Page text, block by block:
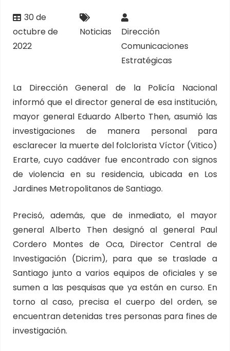
30 de
octubre de
2022
Noticias
Dirección
Comunicaciones
Estratégicas
La Dirección General de la Policía Nacional
informó que el director general de esa institución,
mayor general Eduardo Alberto Then, asumió las
investigaciones de manera personal para
esclarecer la muerte del folclorista Víctor (Vitico)
Erarte, cuyo cadáver fue encontrado con signos
de violencia en su residencia, ubicada en Los
Jardines Metropolitanos de Santiago.
Precisó, además, que de inmediato, el mayor
general Alberto Then designó al general Paul
Cordero Montes de Oca, Director Central de
Investigación (Dicrim), para que se traslade a
Santiago junto a varios equipos de oficiales y se
sumen a las pesquisas que ya están en curso. En
torno al caso, precisa el cuerpo del orden, se
encuentran detenidas tres personas para fines de
investigación.